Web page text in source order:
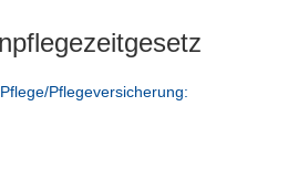
Pflegeversicherung: